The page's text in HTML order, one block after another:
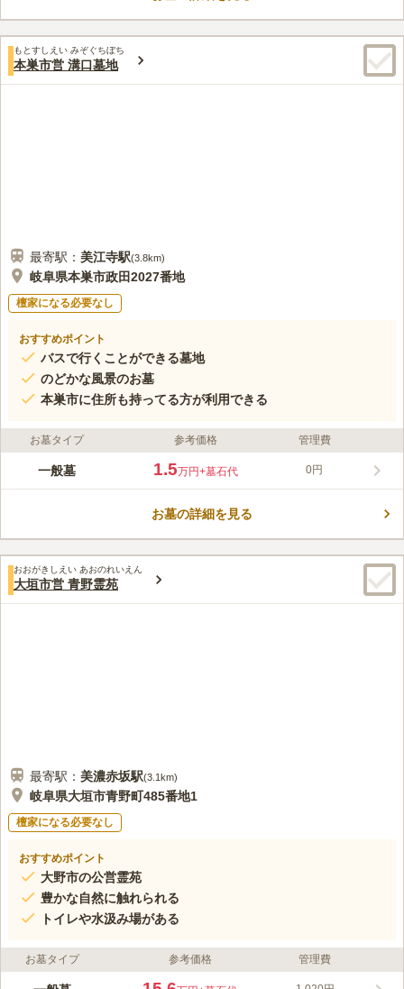
もとすしえい みぞぐちぼち
本巣市営 溝口墓地
最寄駅： 美江寺駅(3.8km)
岐阜県本巣市政田2027番地
檀家になる必要なし
おすすめポイント
バスで行くことができる墓地
のどかな風景のお墓
本巣市に住所も持ってる方が利用できる
お墓タイプ 参考価格 管理費
一般墓 1.5万円+墓石代 0円
お墓の詳細を見る
おおがきしえい あおのれいえん
大垣市営 青野霊苑
最寄駅： 美濃赤坂駅(3.1km)
岐阜県大垣市青野町485番地1
檀家になる必要なし
おすすめポイント
大野市の公営霊苑
豊かな自然に触れられる
トイレや水汲み場がある
お墓タイプ 参考価格 管理費